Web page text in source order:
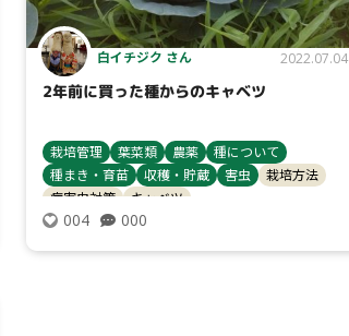
白イチジク さん 2022.07.04
2年前に買った種からのキャベツ
栽培管理 葉菜類 農薬
種について
種まき・育苗
収穫・貯蔵 害虫
栽培方法
病害虫対策
キャベツ
004 000